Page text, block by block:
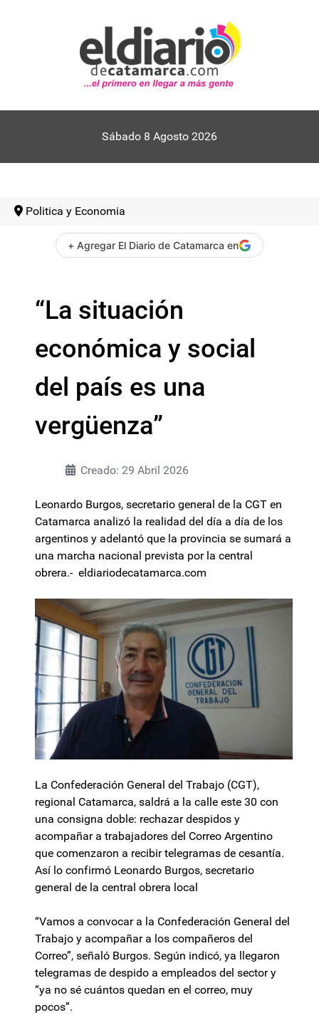
Sábado 8 Agosto 2026
Politica y Economia
+ Agregar El Diario de Catamarca en
“La situación
económica y social
del país es una
vergüenza”
Creado: 29 Abril 2026
Leonardo Burgos, secretario general de la CGT en
Catamarca analizó la realidad del día a día de los
argentinos y adelantó que la provincia se sumará a
una marcha nacional prevista por la central
obrera.- eldiariodecatamarca.com
La Confederación General del Trabajo (CGT),
regional Catamarca, saldrá a la calle este 30 con
una consigna doble: rechazar despidos y
acompañar a trabajadores del Correo Argentino
que comenzaron a recibir telegramas de cesantía.
Así lo confirmó Leonardo Burgos, secretario
general de la central obrera local
“Vamos a convocar a la Confederación General del
Trabajo y acompañar a los compañeros del
Correo”, señaló Burgos. Según indicó, ya llegaron
telegramas de despido a empleados del sector y
“ya no sé cuántos quedan en el correo, muy
pocos”.